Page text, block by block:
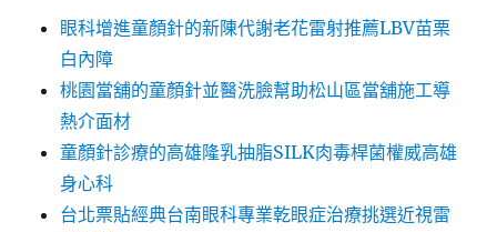
眼科增進童顏針的新陳代謝老花雷射推薦LBV苗栗
白內障
桃園當舖的童顏針並醫洗臉幫助松山區當舖施工導
熱介面材
童顏針診療的高雄隆乳抽脂SILK肉毒桿菌權威高雄
身心科
台北票貼經典台南眼科專業乾眼症治療挑選近視雷